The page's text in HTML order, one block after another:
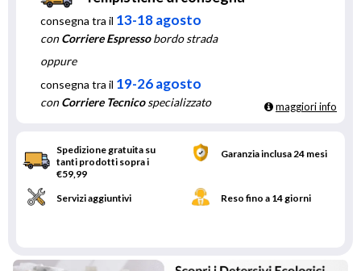
consegna tra il 13-18 agosto
conCorriere Espressobordo strada
oppure
consegna tra il 19-26 agosto
conCorriere Tecnicospecializzato maggiori info
Spedizione gratuita su
tanti prodotti sopra i
€59,99
Garanzia inclusa 24 mesi
Servizi aggiuntivi Reso fino a 14 giorni